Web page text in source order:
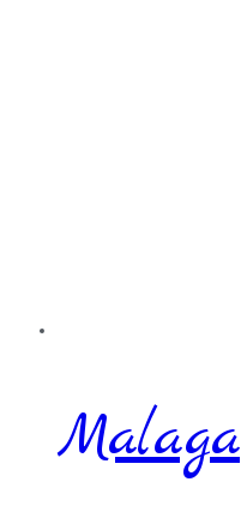
Malaga